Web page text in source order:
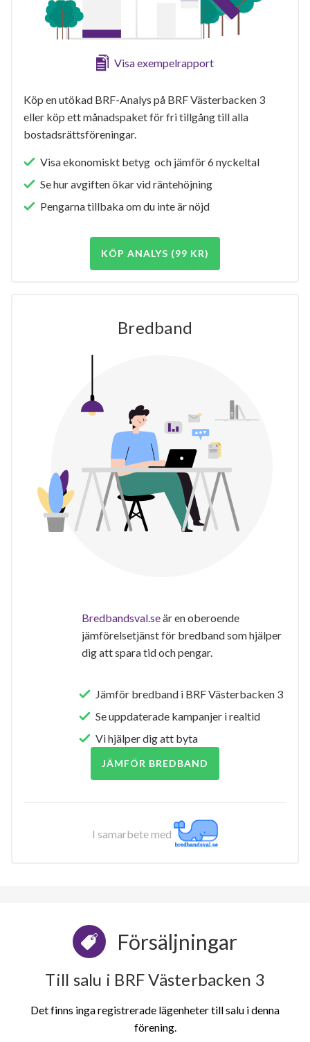
Visa exempelrapport
Köp en utökad BRF-Analys på BRF Västerbacken 3
eller köp ett månadspaket för fri tillgång till alla
bostadsrättsföreningar.
Visa ekonomiskt betyg och jämför 6 nyckeltal
Se hur avgiften ökar vid räntehöjning
Pengarna tillbaka om du inte är nöjd
KÖP ANALYS (99 KR)
Bredband
Bredbandsval.seär en oberoende
jämförelsetjänst för bredband som hjälper
dig att spara tid och pengar.
Jämför bredband i BRF Västerbacken 3
Se uppdaterade kampanjer i realtid
Vi hjälper dig att byta
JÄMFÖR BREDBAND
I samarbete med
Försäljningar
Till salu i BRF Västerbacken 3
Det finns inga registrerade lägenheter till salu i denna
förening.